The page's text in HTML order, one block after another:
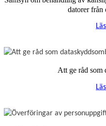
datorer från
Att ge råd som